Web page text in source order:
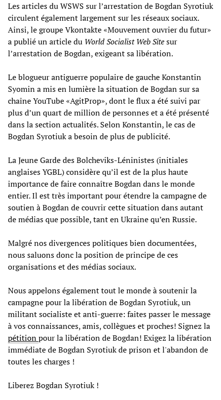
Les articles du WSWS sur l’arrestation de Bogdan Syrotiuk
circulent également largement sur les réseaux sociaux.
Ainsi, le groupe Vkontakte «Mouvement ouvrier du futur»
a publié un article du World Socialist Web Sitesur
l’arrestation de Bogdan, exigeant sa libération.
Le blogueur antiguerre populaire de gauche Konstantin
Syomin a mis en lumière la situation de Bogdan sur sa
chaîne YouTube «AgitProp», dont le flux a été suivi par
plus d’un quart de million de personnes et a été présenté
dans la section actualités. Selon Konstantin, le cas de
Bogdan Syrotiuk a besoin de plus de publicité.
La Jeune Garde des Bolcheviks-Léninistes (initiales
anglaises YGBL) considère qu’il est de la plus haute
importance de faire connaître Bogdan dans le monde
entier. Il est très important pour étendre la campagne de
soutien à Bogdan de couvrir cette situation dans autant
de médias que possible, tant en Ukraine qu’en Russie.
Malgré nos divergences politiques bien documentées,
nous saluons donc la position de principe de ces
organisations et des médias sociaux.
Nous appelons également tout le monde à soutenir la
campagne pour la libération de Bogdan Syrotiuk, un
militant socialiste et anti-guerre: faites passer le message
à vos connaissances, amis, collègues et proches! Signez la
pétitionpour la libération de Bogdan! Exigez la libération
immédiate de Bogdan Syrotiuk de prison et l'abandon de
toutes les charges !
Liberez Bogdan Syrotiuk !